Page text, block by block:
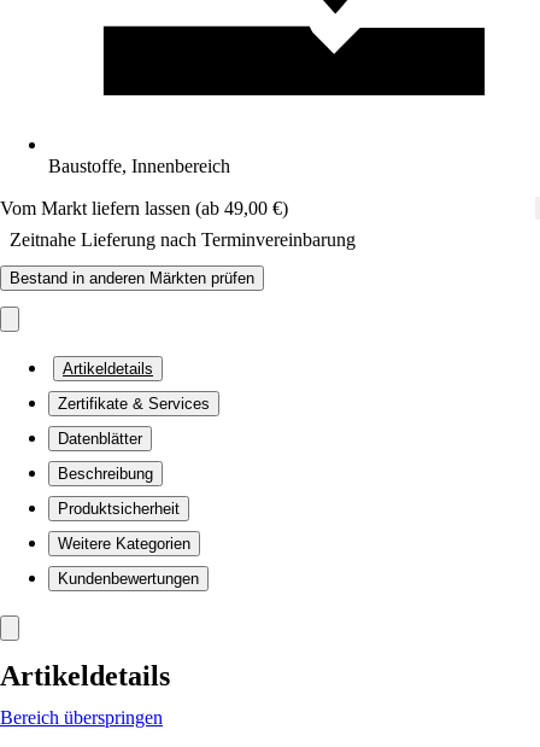
Baustoffe, Innenbereich
Vom Markt liefern lassen (ab 49,00 €)
Zeitnahe Lieferung nach Terminvereinbarung
Bestand in anderen Märkten prüfen
Artikeldetails
Zertifikate & Services
Datenblätter
Beschreibung
Produktsicherheit
Weitere Kategorien
Kundenbewertungen
Artikeldetails
Bereich überspringen